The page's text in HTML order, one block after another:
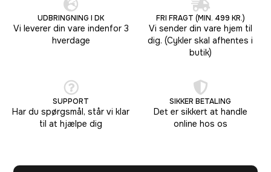
UDBRINGNING I DK
Vi leverer din vare indenfor 3
hverdage
FRI FRAGT (MIN. 499 KR.)
Vi sender din vare hjem til
dig. (Cykler skal afhentes i
butik)
SUPPORT
Har du spørgsmål, står vi klar
til at hjælpe dig
SIKKER BETALING
Det er sikkert at handle
online hos os